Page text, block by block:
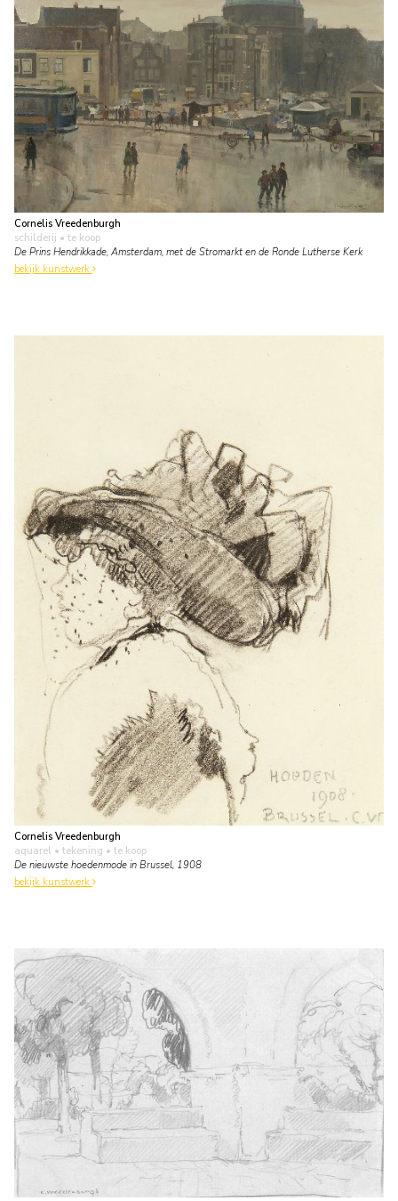
Cornelis Vreedenburgh
schilderij • te koop
De Prins Hendrikkade, Amsterdam, met de Stromarkt en de Ronde Lutherse Kerk
bekijk kunstwerk
Cornelis Vreedenburgh
aquarel • tekening • te koop
De nieuwste hoedenmode in Brussel, 1908
bekijk kunstwerk